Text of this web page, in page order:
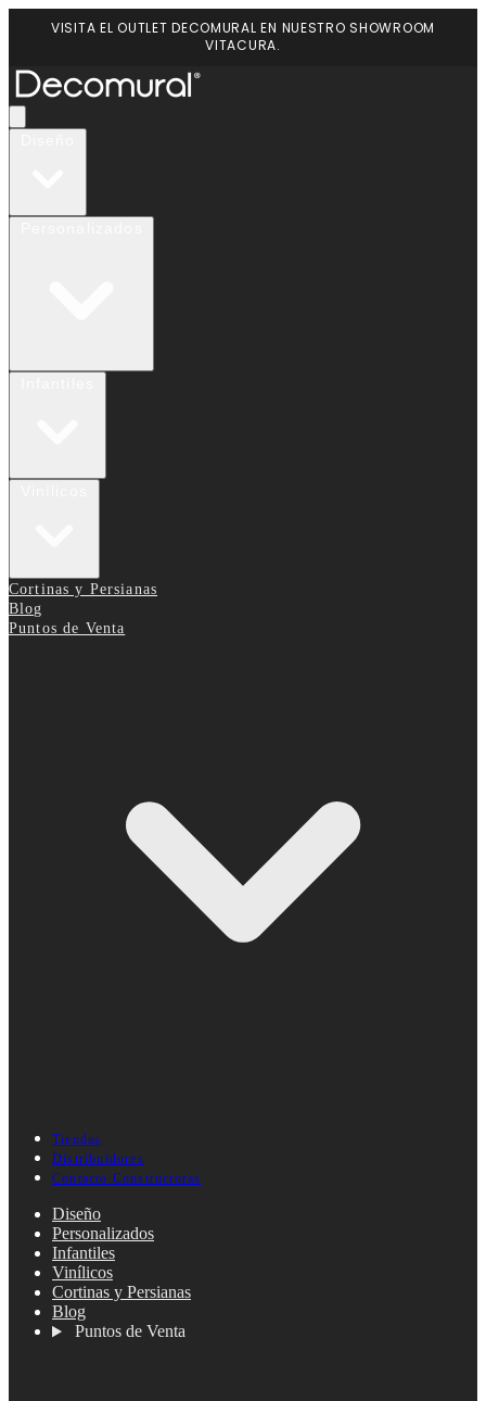
VISITA EL OUTLET DECOMURAL EN NUESTRO SHOWROOM
VITACURA.
Cortinas y Persianas
Blog
Puntos de Venta
Tiendas
Distribuidores
Contacto Constructoras
Diseño
Personalizados
Infantiles
Vinílicos
Cortinas y Persianas
Blog
Puntos de Venta